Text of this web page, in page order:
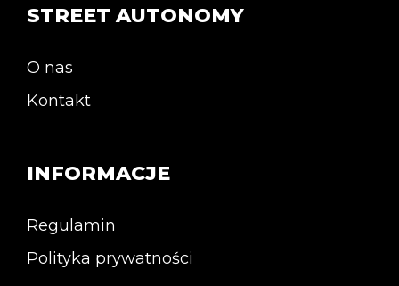
STREET AUTONOMY
O nas
Kontakt
INFORMACJE
Regulamin
Polityka prywatności